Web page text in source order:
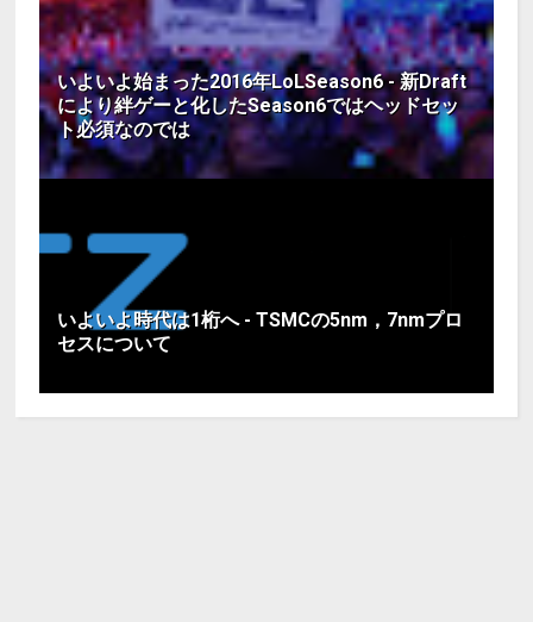
いよいよ始まった2016年LoLSeason6 - 新Draft
により絆ゲーと化したSeason6ではヘッドセッ
ト必須なのでは
いよいよ時代は1桁へ - TSMCの5nm，7nmプロ
セスについて